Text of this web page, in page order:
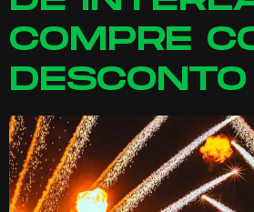
COMPRE
DESCONTO